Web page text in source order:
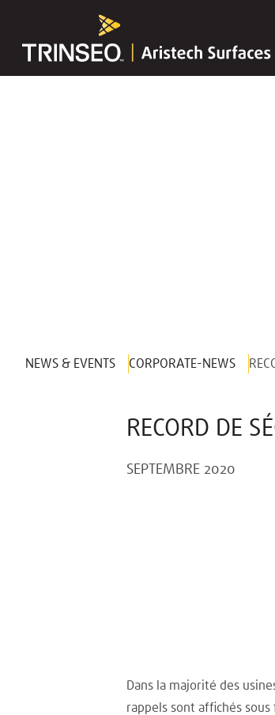
NEWS & EVENTS CORPORATE-NEWS
RECORD DE
SEPTEMBRE 2020
Dans la majorité des
rappels sont affichés